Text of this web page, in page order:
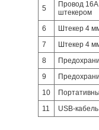
5
Провод
штекером
6 Штекер 4
7
Штекер 4
8
9
10
11
USB-кабель